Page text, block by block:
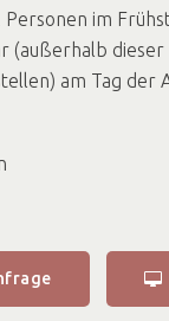
im
(außerhalb
am Tag der